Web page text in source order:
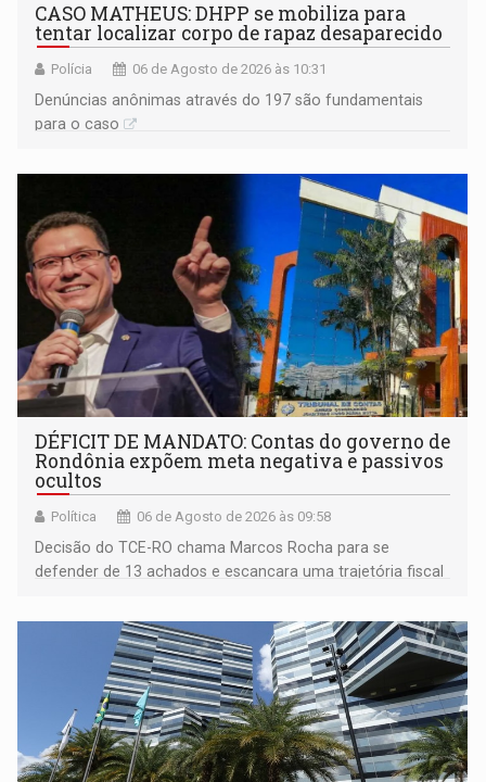
CASO MATHEUS: DHPP se mobiliza para
tentar localizar corpo de rapaz desaparecido
Polícia 06 de Agosto de 2026 às 10:31
Denúncias anônimas através do 197 são fundamentais
para o caso
DÉFICIT DE MANDATO: Contas do governo de
Rondônia expõem meta negativa e passivos
ocultos
Política 06 de Agosto de 2026 às 09:58
Decisão do TCE-RO chama Marcos Rocha para se
defender de 13 achados e escancara uma trajetória fiscal
mandato